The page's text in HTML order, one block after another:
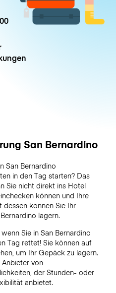
San Bernardino
San Bernardino
in den Tag starten? Das
Sie nicht direkt ins Hotel
können und Ihre
dessen können Sie Ihr
lagern.
Sie in San Bernardino
Tag rettet! Sie können auf
um Ihr Gepäck zu lagern.
von
der Stunden- oder
anbietet.